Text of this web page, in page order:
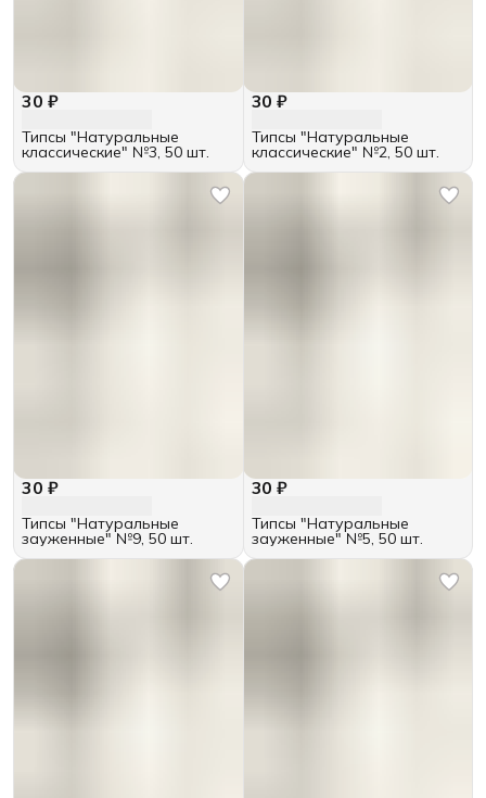
30 ₽
Типсы "Натуральные
классические" №3, 50 шт.
30 ₽
Типсы "Натуральные
классические" №2, 50 шт.
30 ₽
Типсы "Натуральные
зауженные" №9, 50 шт.
30 ₽
Типсы "Натуральные
зауженные" №5, 50 шт.